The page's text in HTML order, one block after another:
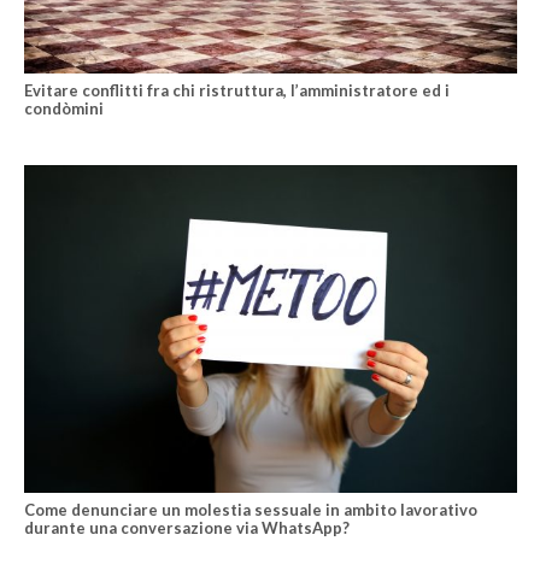
Evitare conflitti fra chi ristruttura, l’amministratore ed i
condòmini
Come denunciare un molestia sessuale in ambito lavorativo
durante una conversazione via WhatsApp?